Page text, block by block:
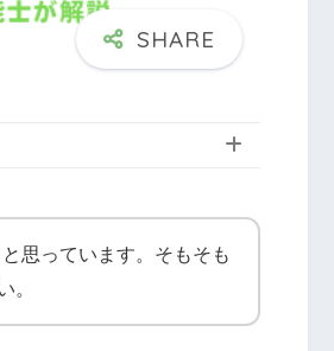
思っています。そもそも
。